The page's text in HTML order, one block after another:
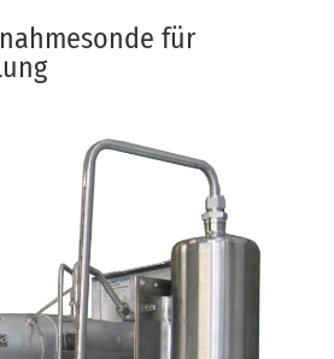
für